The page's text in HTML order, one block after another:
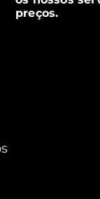
preços.